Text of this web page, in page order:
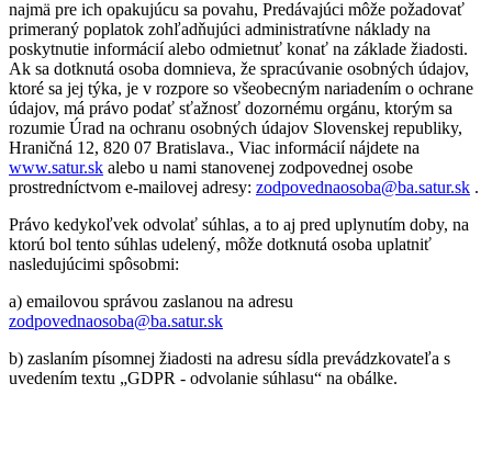
najmä pre ich opakujúcu sa povahu, Predávajúci môže požadovať
primeraný poplatok zohľadňujúci administratívne náklady na
poskytnutie informácií alebo odmietnuť konať na základe žiadosti.
Ak sa dotknutá osoba domnieva, že spracúvanie osobných údajov,
ktoré sa jej týka, je v rozpore so všeobecným nariadením o ochrane
údajov, má právo podať sťažnosť dozornému orgánu, ktorým sa
rozumie Úrad na ochranu osobných údajov Slovenskej republiky,
Hraničná 12, 820 07 Bratislava., Viac informácií nájdete na
www.satur.sk alebo u nami stanovenej zodpovednej osobe
prostredníctvom e-mailovej adresy: zodpovednaosoba@ba.satur.sk .
Právo kedykoľvek odvolať súhlas, a to aj pred uplynutím doby, na
ktorú bol tento súhlas udelený, môže dotknutá osoba uplatniť
nasledujúcimi spôsobmi:
a) emailovou správou zaslanou na adresu
zodpovednaosoba@ba.satur.sk
b) zaslaním písomnej žiadosti na adresu sídla prevádzkovateľa s
uvedením textu „GDPR - odvolanie súhlasu“ na obálke.